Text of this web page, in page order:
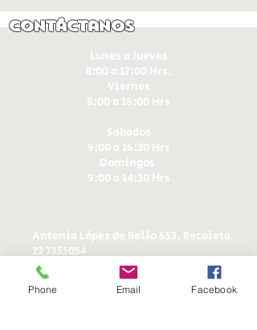
Contáctanos
Lunes a Jueves
8:00 a 17:00 Hrs.
Viernes
8:00 a 16:00 Hrs​
Sábados
9:00 a 16:30 Hrs
Domingos
9:00 a 14:30 Hrs
Antonia López de Bello 653, Recoleta
22 7355054
22 7375725
+56 9 75224598
ducereposteria@gmail.com
Phone Email Facebook